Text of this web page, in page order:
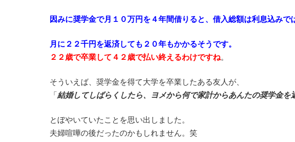
因みに奨学金で月１０万円を４年間借りると、借入総額は利息込みで
月に２２千円を返済しても２０年もかかるそうです。
２２歳で卒業して４２歳で払い終えるわけですね。
そういえば、奨学金を得て大学を卒業したある友人が、
「結婚してしばらくしたら、ヨメから何で家計からあんたの奨学金を
とぼやいていたことを思い出しました。
夫婦喧嘩の後だったのかもしれません。笑